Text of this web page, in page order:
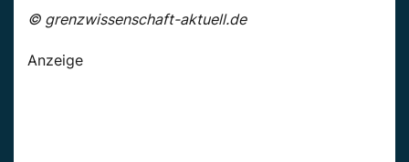
© grenzwissenschaft-aktuell.de
Anzeige